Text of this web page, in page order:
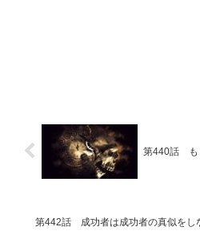
第440話 も
第442話 成功者は成功者の真似をし